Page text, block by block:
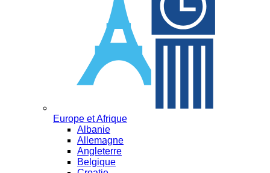
Europe et Afrique
Albanie
Allemagne
Angleterre
Belgique